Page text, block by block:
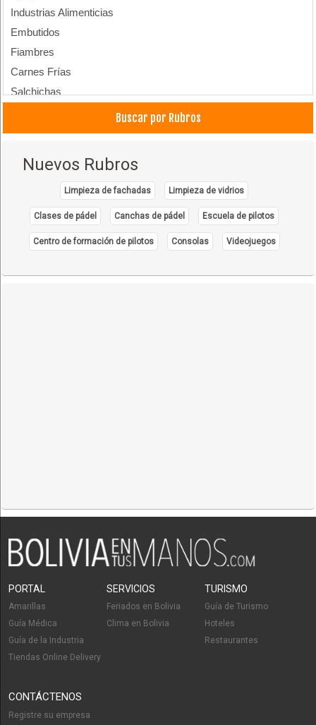
Industrias Alimenticias
Embutidos
Fiambres
Carnes Frías
Salchichas
Buscar por Rubros
Nuevos Rubros
Limpieza de fachadas Limpieza de vidrios
Clases de pádel Canchas de pádel Escuela de pilotos
Centro de formación de pilotos Consolas Videojuegos
PORTAL
Amarillas
Guía Médica
Guía de la Industria
Tiendas Online Delivery
SERVICIOS
Feriados en Bolivia
Clima en Bolivia
TURISMO
Guía de Turismo
Hoteles
Restaurantes
CONTÁCTENOS
Registre su empresa